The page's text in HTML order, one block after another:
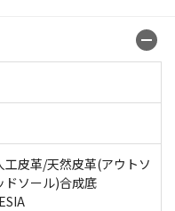
工皮革/天然皮革(アウトソ
ドソール)合成底